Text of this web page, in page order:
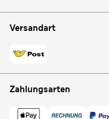
Versandart
Zahlungsarten